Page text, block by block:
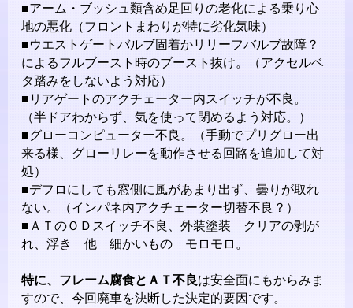
■アーム・ブッシュ類含め足回りの老化による乗り心
地の悪化（フロントまわりが特に劣化気味）
■ウエストゲートバルブ固着かリリーフバルブ故障？
によるフルブースト時のブースト抜け。（アクセルベ
タ踏みをしないよう対応）
■リアゲートのアクチェーター内スイッチが不良。
（半ドアわからず、気を使って閉めるよう対応。）
■グローコンピューター不良。（手動でプリグロー出
来る様、グローリレーを動作させる回路を追加して対
処）
■デフロにしても窓側に風があまり出ず、曇りが取れ
ない。（インパネ内アクチェーター切替不良？）
■ＡＴのＯＤスイッチ不良、外装塗装 クリアの剥が
れ、浮き 他 細かいもの モロモロ。
特に、フレーム腐食とＡＴ不良は安全面にもからみま
すので、今回廃車を決断した決定的要因です。